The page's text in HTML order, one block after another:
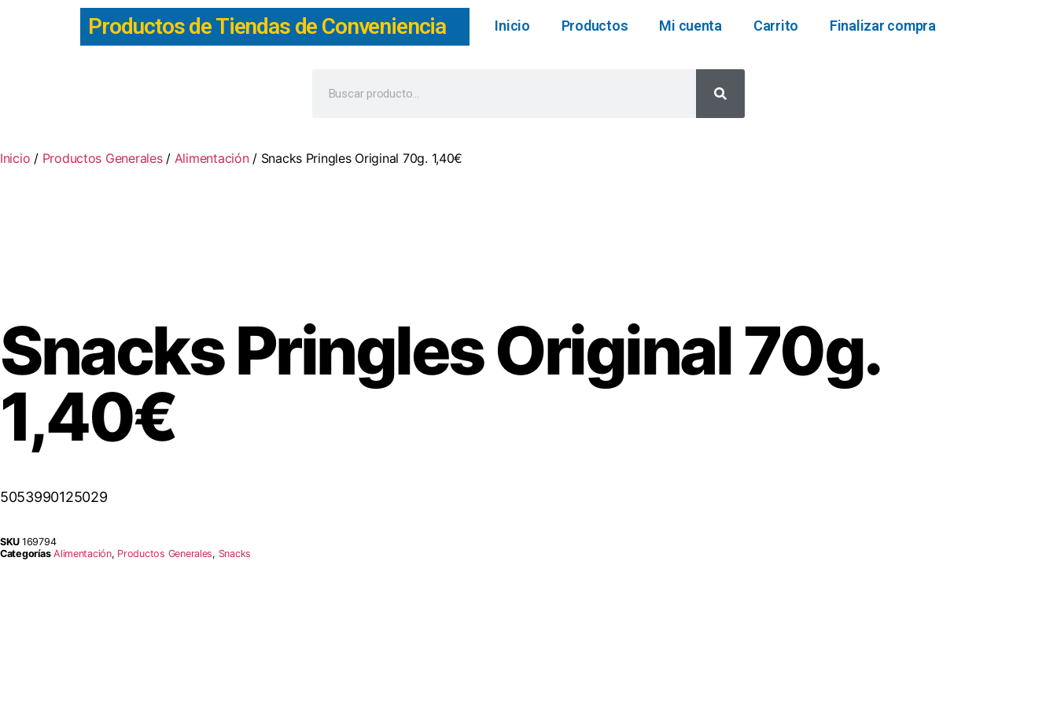
Productos de Tiendas de Conveniencia Inicio Productos Mi cuenta Carrito Finalizar compra
Inicio / Productos Generales/ Alimentación/ Snacks Pringles Original 70g. 1,40€
Snacks Pringles Original 70g.
1,40€
5053990125029
SKU 169794
Categorías Alimentación, Productos Generales, Snacks